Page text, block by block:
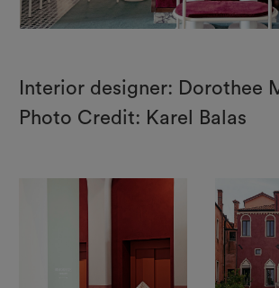
Interior designer: Dorothee
Photo Credit: Karel Balas